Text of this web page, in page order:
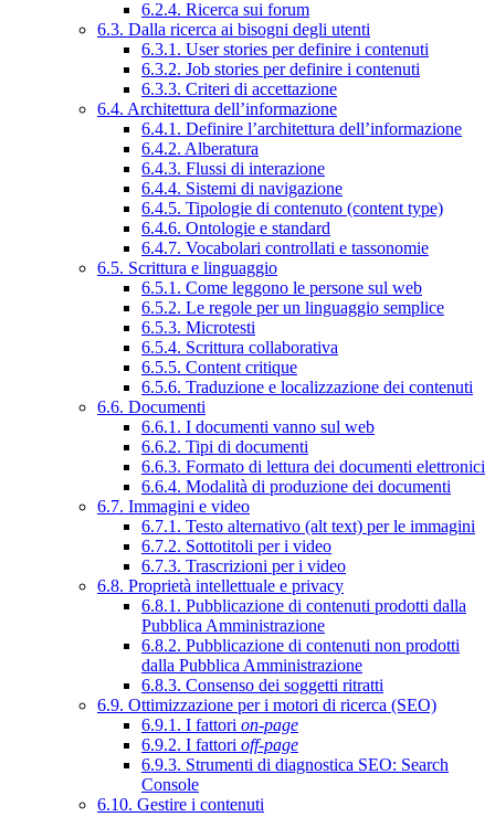
6.2.4. Ricerca sui forum
6.3. Dalla ricerca ai bisogni degli utenti
6.3.1. User stories per definire i contenuti
6.3.2. Job stories per definire i contenuti
6.3.3. Criteri di accettazione
6.4. Architettura dell’informazione
6.4.1. Definire l’architettura dell’informazione
6.4.2. Alberatura
6.4.3. Flussi di interazione
6.4.4. Sistemi di navigazione
6.4.5. Tipologie di contenuto (content type)
6.4.6. Ontologie e standard
6.4.7. Vocabolari controllati e tassonomie
6.5. Scrittura e linguaggio
6.5.1. Come leggono le persone sul web
6.5.2. Le regole per un linguaggio semplice
6.5.3. Microtesti
6.5.4. Scrittura collaborativa
6.5.5. Content critique
6.5.6. Traduzione e localizzazione dei contenuti
6.6. Documenti
6.6.1. I documenti vanno sul web
6.6.2. Tipi di documenti
6.6.3. Formato di lettura dei documenti elettronici
6.6.4. Modalità di produzione dei documenti
6.7. Immagini e video
6.7.1. Testo alternativo (alt text) per le immagini
6.7.2. Sottotitoli per i video
6.7.3. Trascrizioni per i video
6.8. Proprietà intellettuale e privacy
6.8.1. Pubblicazione di contenuti prodotti dalla
Pubblica Amministrazione
6.8.2. Pubblicazione di contenuti non prodotti
dalla Pubblica Amministrazione
6.8.3. Consenso dei soggetti ritratti
6.9. Ottimizzazione per i motori di ricerca (SEO)
6.9.1. I fattori on-page
6.9.2. I fattori off-page
6.9.3. Strumenti di diagnostica SEO: Search
Console
6.10. Gestire i contenuti